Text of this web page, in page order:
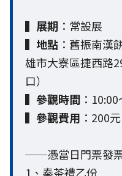
▍ 展期 ：常設展
▍ 地點 ：舊振南漢
雄市大寮區捷西路
口）
▍ 參觀時間 ：
▍ 參觀費用 ：200元
──憑當日門票發
1、奉茶禮乙份